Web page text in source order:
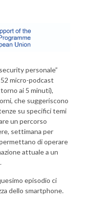
personale”
micro-podcast
ai 5 minuti),
che suggeriscono
su specifici temi
un percorso
settimana per
di operare
attuale a un
episodio ci
dello smartphone.